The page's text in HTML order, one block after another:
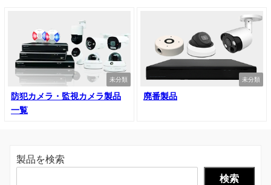
未分類
防犯カメラ・監視カメラ製品
一覧
未分類
廃番製品
製品を検索
検索